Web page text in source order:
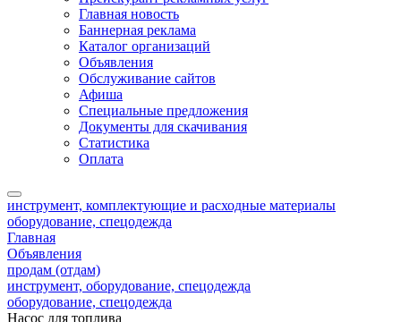
Главная новость
Баннерная реклама
Каталог организаций
Объявления
Обслуживание сайтов
Афиша
Специальные предложения
Документы для скачивания
Статистика
Оплата
инструмент, комплектующие и расходные материалы
оборудование, спецодежда
Главная
Объявления
продам (отдам)
инструмент, оборудование, спецодежда
оборудование, спецодежда
Насос для топлива